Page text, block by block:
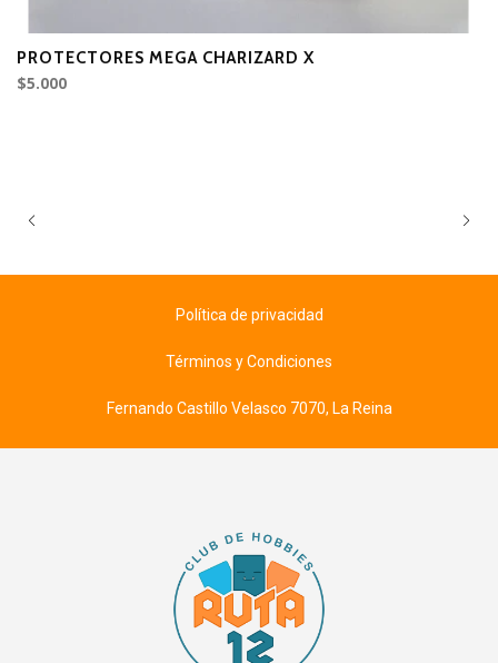
PROTECTORES MEGA CHARIZARD X
$5.000
Política de privacidad
Términos y Condiciones
Fernando Castillo Velasco 7070, La Reina